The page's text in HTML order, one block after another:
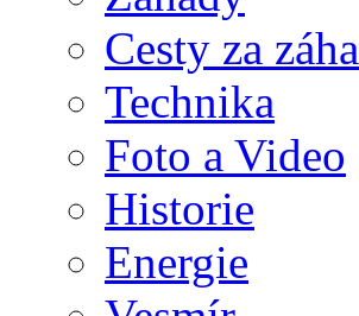
Cesty za
Technika
Foto a Video
Historie
Energie